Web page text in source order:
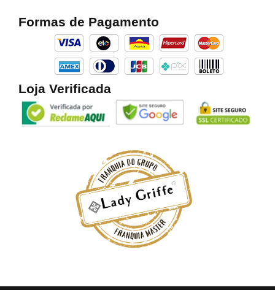
o
g
r
a
m
k
Formas de Pagamento
Loja Verificada